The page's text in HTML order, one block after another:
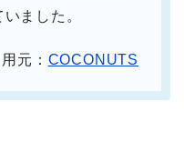
ました。
元： COCONUTS